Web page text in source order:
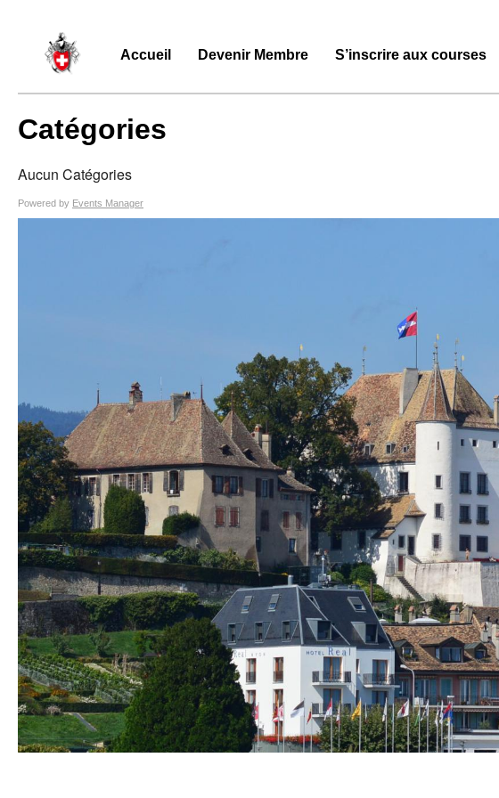
Accueil Devenir Membre S’inscrire aux courses
Catégories
Aucun Catégories
Powered by Events Manager